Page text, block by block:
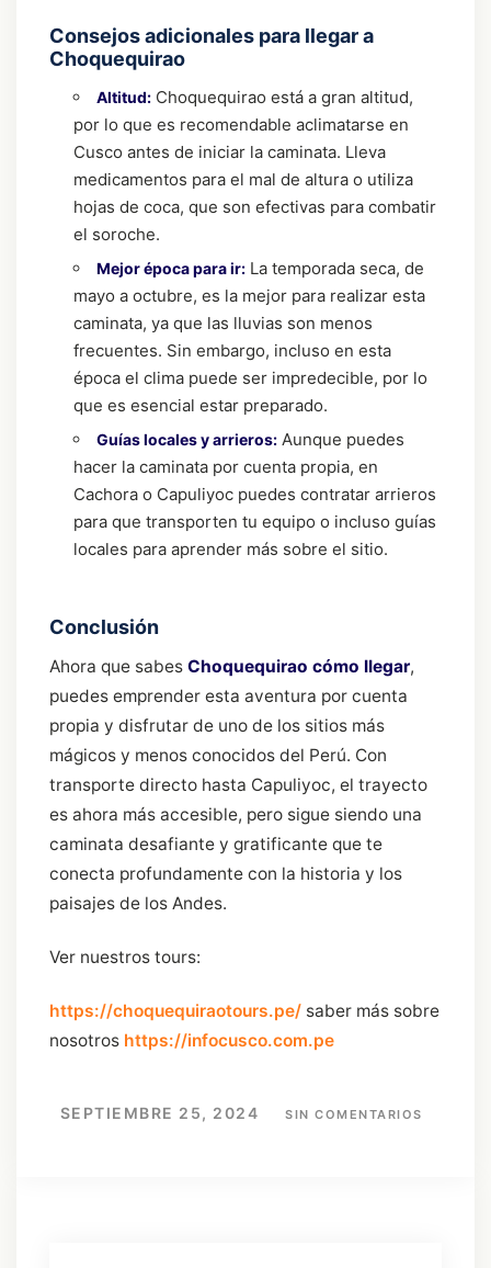
Consejos adicionales para llegar a
Choquequirao
Altitud: Choquequirao está a gran altitud,
por lo que es recomendable aclimatarse en
Cusco antes de iniciar la caminata. Lleva
medicamentos para el mal de altura o utiliza
hojas de coca, que son efectivas para combatir
el soroche.
Mejor época para ir: La temporada seca, de
mayo a octubre, es la mejor para realizar esta
caminata, ya que las lluvias son menos
frecuentes. Sin embargo, incluso en esta
época el clima puede ser impredecible, por lo
que es esencial estar preparado.
Guías locales y arrieros: Aunque puedes
hacer la caminata por cuenta propia, en
Cachora o Capuliyoc puedes contratar arrieros
para que transporten tu equipo o incluso guías
locales para aprender más sobre el sitio.
Conclusión
Ahora que sabes Choquequirao cómo llegar,
puedes emprender esta aventura por cuenta
propia y disfrutar de uno de los sitios más
mágicos y menos conocidos del Perú. Con
transporte directo hasta Capuliyoc, el trayecto
es ahora más accesible, pero sigue siendo una
caminata desafiante y gratificante que te
conecta profundamente con la historia y los
paisajes de los Andes.
Ver nuestros tours:
https://choquequiraotours.pe/ saber más sobre
nosotros https://infocusco.com.pe
SEPTIEMBRE 25, 2024 SIN COMENTARIOS